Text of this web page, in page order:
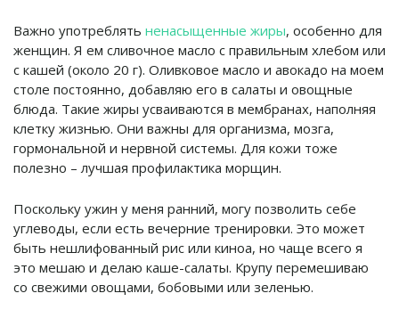
Важно употреблять ненасыщенные жиры, особенно для
женщин. Я ем сливочное масло с правильным хлебом или
с кашей (около 20 г). Оливковое масло и авокадо на моем
столе постоянно, добавляю его в салаты и овощные
блюда. Такие жиры усваиваются в мембранах, наполняя
клетку жизнью. Они важны для организма, мозга,
гормональной и нервной системы. Для кожи тоже
полезно – лучшая профилактика морщин.
Поскольку ужин у меня ранний, могу позволить себе
углеводы, если есть вечерние тренировки. Это может
быть нешлифованный рис или киноа, но чаще всего я
это мешаю и делаю каше-салаты. Крупу перемешиваю
со свежими овощами, бобовыми или зеленью.